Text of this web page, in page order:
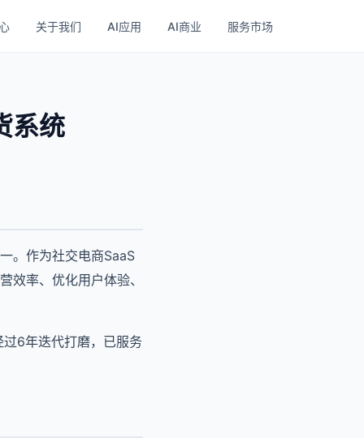
关于我们 AI应用 AI商业 服务市场
系统
。作为社交电商SaaS
效率、优化用户体验、
6年迭代打磨，已服务